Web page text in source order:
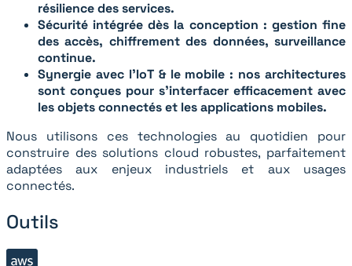
résilience des services.
Sécurité intégrée dès la conception : gestion fine
des accès, chiffrement des données, surveillance
continue.
Synergie avec l’IoT & le mobile : nos architectures
sont conçues pour s’interfacer efficacement avec
les objets connectés et les applications mobiles.
Nous utilisons ces technologies au quotidien pour
construire des solutions cloud robustes, parfaitement
adaptées aux enjeux industriels et aux usages
connectés.
Outils